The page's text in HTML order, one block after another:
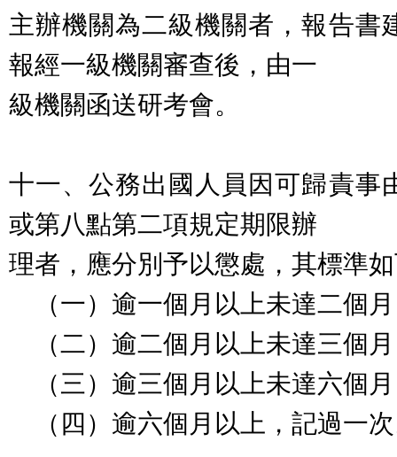
主辦機關為二級機關者，報告書
報經一級機關審查後，由一
級機關函送研考會。
十一、公務出國人員因可歸責事
或第八點第二項規定期限辦
理者，應分別予以懲處，其標準
（一）逾一個月以上未達二個
（二）逾二個月以上未達三個
（三）逾三個月以上未達六個
（四）逾六個月以上，記過一